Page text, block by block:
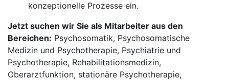
konzeptionelle Prozesse ein.
Jetzt suchen wir Sie als Mitarbeiter aus den
Bereichen: Psychosomatik, Psychosomatische
Medizin und Psychotherapie, Psychiatrie und
Psychotherapie, Rehabilitationsmedizin,
Oberarztfunktion, stationäre Psychotherapie,